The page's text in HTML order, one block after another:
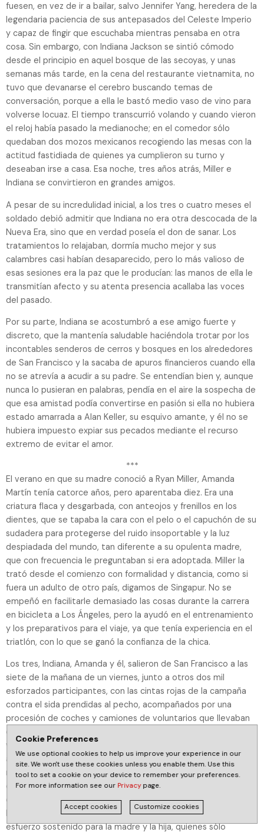
fuesen, en vez de ir a bailar, salvo Jennifer Yang, heredera de la
legendaria paciencia de sus antepasados del Celeste Imperio
y capaz de fingir que escuchaba mientras pensaba en otra
cosa. Sin embargo, con Indiana Jackson se sintió cómodo
desde el principio en aquel bosque de las secoyas, y unas
semanas más tarde, en la cena del restaurante vietnamita, no
tuvo que devanarse el cerebro buscando temas de
conversación, porque a ella le bastó medio vaso de vino para
volverse locuaz. El tiempo transcurrió volando y cuando vieron
el reloj había pasado la medianoche; en el comedor sólo
quedaban dos mozos mexicanos recogiendo las mesas con la
actitud fastidiada de quienes ya cumplieron su turno y
deseaban irse a casa. Esa noche, tres años atrás, Miller e
Indiana se convirtieron en grandes amigos.
A pesar de su incredulidad inicial, a los tres o cuatro meses el
soldado debió admitir que Indiana no era otra descocada de la
Nueva Era, sino que en verdad poseía el don de sanar. Los
tratamientos lo relajaban, dormía mucho mejor y sus
calambres casi habían desaparecido, pero lo más valioso de
esas sesiones era la paz que le producían: las manos de ella le
transmitían afecto y su atenta presencia acallaba las voces
del pasado.
Por su parte, Indiana se acostumbró a ese amigo fuerte y
discreto, que la mantenía saludable haciéndola trotar por los
incontables senderos de cerros y bosques en los alrededores
de San Francisco y la sacaba de apuros financieros cuando ella
no se atrevía a acudir a su padre. Se entendían bien y, aunque
nunca lo pusieran en palabras, pendía en el aire la sospecha de
que esa amistad podía convertirse en pasión si ella no hubiera
estado amarrada a Alan Keller, su esquivo amante, y él no se
hubiera impuesto expiar sus pecados mediante el recurso
extremo de evitar el amor.
***
El verano en que su madre conoció a Ryan Miller, Amanda
Martín tenía catorce años, pero aparentaba diez. Era una
criatura flaca y desgarbada, con anteojos y frenillos en los
dientes, que se tapaba la cara con el pelo o el capuchón de su
sudadera para protegerse del ruido insoportable y la luz
despiadada del mundo, tan diferente a su opulenta madre,
que con frecuencia le preguntaban si era adoptada. Miller la
trató desde el comienzo con formalidad y distancia, como si
fuera un adulto de otro país, digamos de Singapur. No se
empeñó en facilitarle demasiado las cosas durante la carrera
en bicicleta a Los Ángeles, pero la ayudó en el entrenamiento
y los preparativos para el viaje, ya que tenía experiencia en el
triatlón, con lo que se ganó la confianza de la chica.
Los tres, Indiana, Amanda y él, salieron de San Francisco a las
siete de la mañana de un viernes, junto a otros dos mil
esforzados participantes, con las cintas rojas de la campaña
contra el sida prendidas al pecho, acompañados por una
procesión de coches y camiones de voluntarios que llevaban
carpas y toda suerte de provisiones. Llegaron a Los Ángeles el
viernes siguiente, con el trasero en carne viva, las piernas
agarrotadas y el cerebro libre de pensamientos, como recién
nacidos. Fueron siete días pedaleando por cerros y carreteras,
con largos trechos de paisaje bucólico y otros de tráfico
endemoniado; fáciles para Ryan Miller, a quien quince horas en
bicicleta se le iban volando, y en cambio fueron un siglo de
esfuerzo sostenido para la madre y la hija, quienes sólo
Cookie Preferences
We use optional cookies to help us improve your experience in our
site. We won't use these cookies unless you enable them. Use this
tool to set a cookie on your device to remember your preferences.
For more information see our Privacypage.
Accept cookies Customize cookies